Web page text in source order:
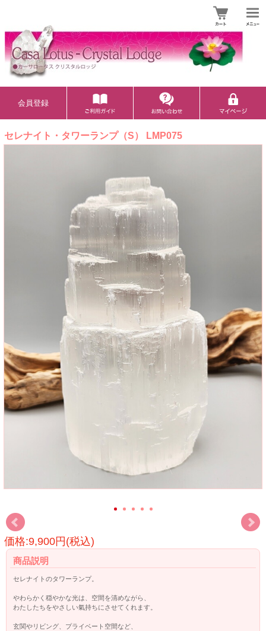
会員登録
セレナイト・タワーランプ（S） LMP075
価格:9,900円(税込)
商品説明
セレナイトのタワーランプ。
やわらかく穏やかな光は、空間を清めながら、
わたしたちをやさしい氣持ちにさせてくれます。
玄関やリビング、プライベート空間など、